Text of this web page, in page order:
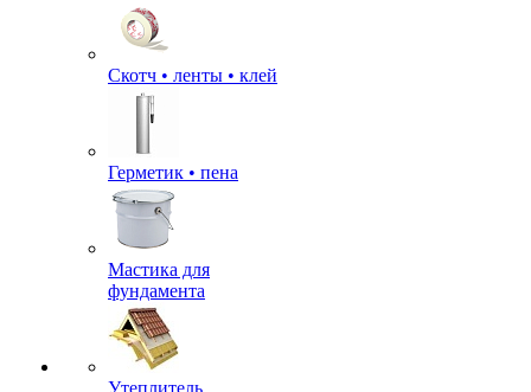
Скотч • ленты • клей
Герметик • пена
Мастика для
фундамента
Утеплитель